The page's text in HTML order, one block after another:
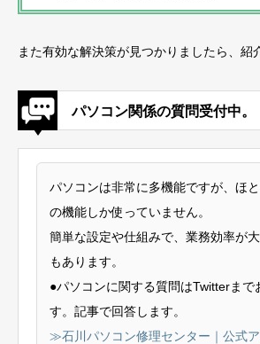
また有効な解決策が見つかりましたら、紹
パソコン関係の質問受付中。
パソコンは非常に多機能ですが、ほ
の機能しか使っていません。
簡単な設定や仕組みで、業務効率が
もあります。
●パソコンに関する質問はTwitterまで
す。記事で回答します。
≫石川パソコン修理センター｜公式ア